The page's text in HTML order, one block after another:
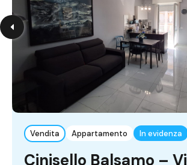
Vendita Appartamento In evidenza
Cinisello Balsamo –